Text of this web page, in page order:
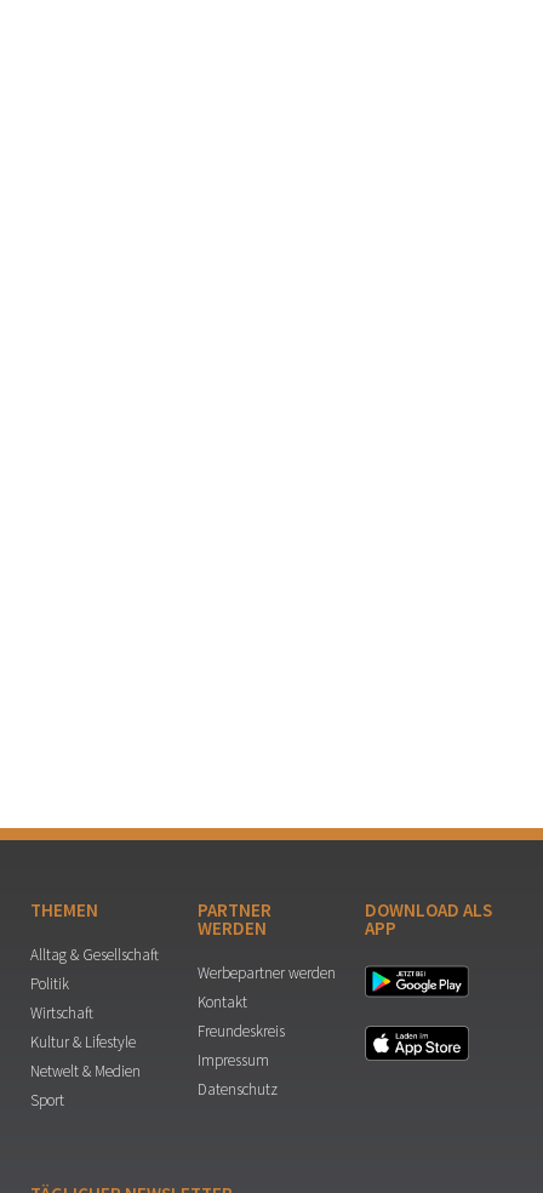
THEMEN
Alltag & Gesellschaft
Politik
Wirtschaft
Kultur & Lifestyle
Netwelt & Medien
Sport
PARTNER
WERDEN
Werbepartner werden
Kontakt
Freundeskreis
Impressum
Datenschutz
DOWNLOAD ALS
APP